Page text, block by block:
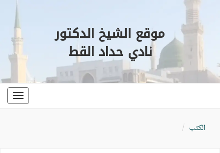
موقع الشيخ الدكتور
نادي حداد القط
الكتب